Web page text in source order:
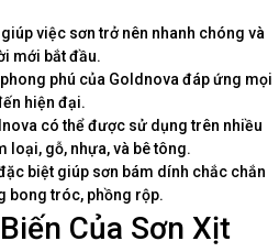
việc sơn trở nên nhanh chóng và
mới bắt đầu.
phú của Goldnova đáp ứng mọi
hiện đại.
có thể được sử dụng trên nhiều
loại, gỗ, nhựa, và bê tông.
biệt giúp sơn bám dính chắc chắn
bong tróc, phồng rộp.
Của Sơn Xịt